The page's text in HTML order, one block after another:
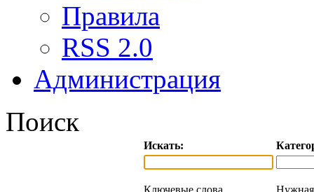
Правила
RSS 2.0
Администрация
Поиск
Искать:
Ключевые слова Нужная